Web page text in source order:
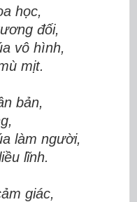
học,
đối,
vô hình,
mịt.
bản,
làm người,
lĩnh.
giác,